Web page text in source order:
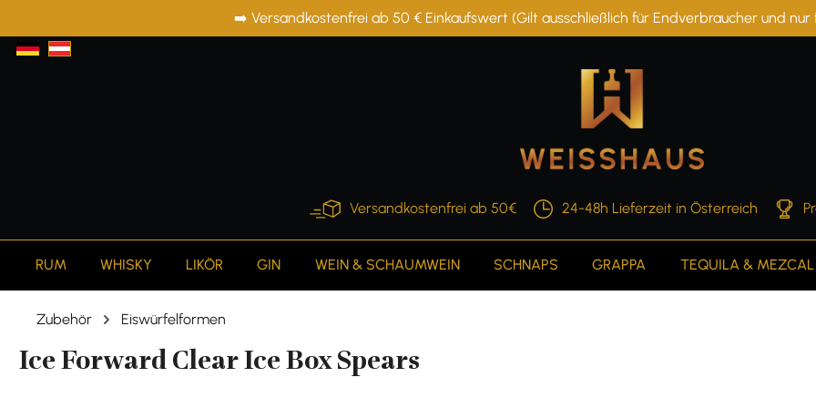
Zur Hauptnavigation springen➡️ Versandkostenfrei ab 50 € Einkaufswert (Gilt ausschließlich für Endverbraucher und
Versandkostenfrei ab 50€ 24-48h Lieferzeit in Österreich
RUM WHISKY LIKÖR GIN WEIN & SCHAUMWEIN SCHNAPS GRAPPA TEQUILA & MEZCAL
Zubehör Eiswürfelformen
Ice Forward Clear Ice Box Spears